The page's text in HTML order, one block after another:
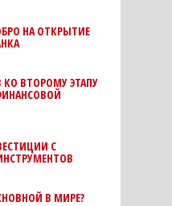
НА ОТКРЫТИЕ
ВТОРОМУ ЭТАПУ
С
В МИРЕ?